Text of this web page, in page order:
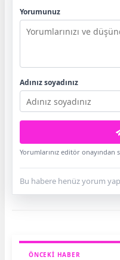
Yorumunuz
Adınız soyadınız
Yorumlarınız editör onayından
Bu habere henüz yorum
ÖNCEKI HABER